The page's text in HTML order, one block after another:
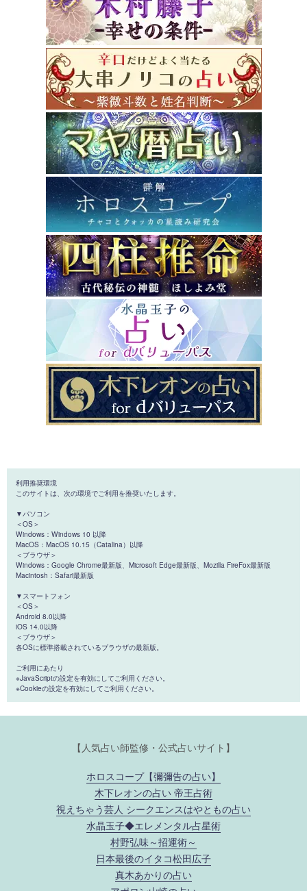
利用推奨環境
このサイトは、次の環境でご利用を推奨いたします。
▼パソコン
＜OS＞
Windows：Windows 10 以降
MacOS：MacOS 10.15（Catalina）以降
＜ブラウザ＞
Windows：Google Chrome最新版、Microsoft Edge最新版、Mozilla FireFox最新版
Macintosh：Safari最新版
▼スマートフォン
＜OS＞
Android 8.0以降
iOS 14.0以降
＜ブラウザ＞
各OSに標準搭載されているブラウザの最新版。
ご利用にあたり
※JavaScriptの設定を有効にしてご利用ください。
※Cookieの設定を有効にしてご利用ください。
【人気占い師監修・公式占いサイト】
ホロスコープ【彌彌告の占い】
木下レオンの占い 帝王占術
視えちゃう芸人 シークエンスはやともの占い
水晶玉子◆エレメンタル占星術
村野弘味～招運術～
日本最後のイタコ松田広子
真木あかりの占い